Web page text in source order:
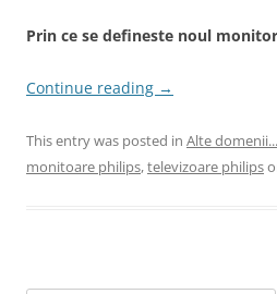
Prin ce se defineste noul
Continue reading →
This entry was posted in Alte domenii...
monitoare philips,televizoare philips